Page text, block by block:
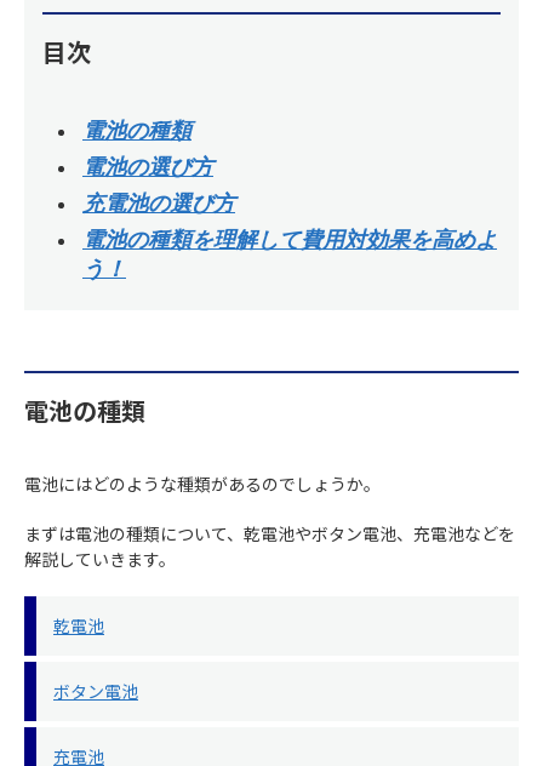
目次
電池の種類
電池の選び方
充電池の選び方
電池の種類を理解して費用対効果を高めよ
う！
電池の種類
電池にはどのような種類があるのでしょうか。
まずは電池の種類について、乾電池やボタン電池、充電池などを
解説していきます。
乾電池
ボタン電池
充電池